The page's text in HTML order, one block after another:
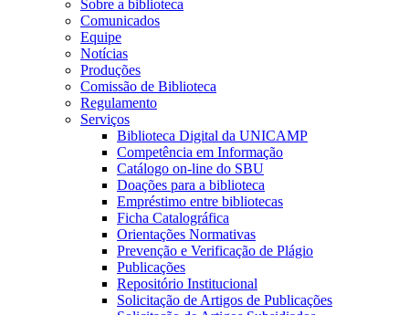
Sobre a biblioteca
Comunicados
Equipe
Notícias
Produções
Comissão de Biblioteca
Regulamento
Serviços
Biblioteca Digital da UNICAMP
Competência em Informação
Catálogo on-line do SBU
Doações para a biblioteca
Empréstimo entre bibliotecas
Ficha Catalográfica
Orientações Normativas
Prevenção e Verificação de Plágio
Publicações
Repositório Institucional
Solicitação de Artigos de Publicações